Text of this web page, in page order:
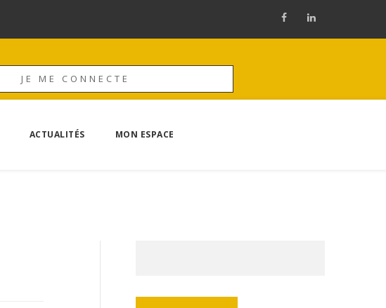
JE ME CONNECTE
ACTUALITÉS MON ESPACE